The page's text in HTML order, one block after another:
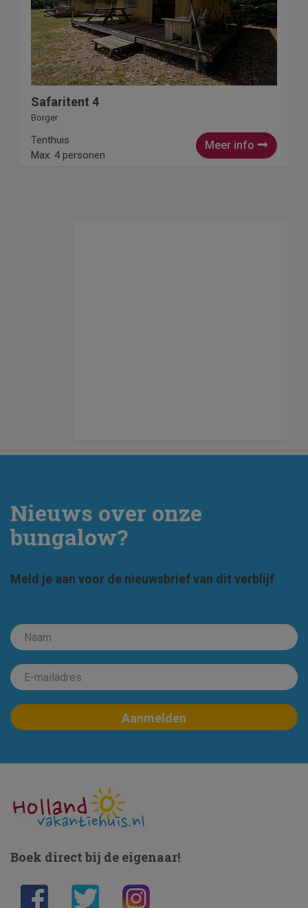
Safaritent 4
Borger
Meer info
Tenthuis
Max. 4 personen
Nieuws over onze
bungalow?
Meld je aan voor de nieuwsbrief van dit verblijf
Boek direct bij de eigenaar!